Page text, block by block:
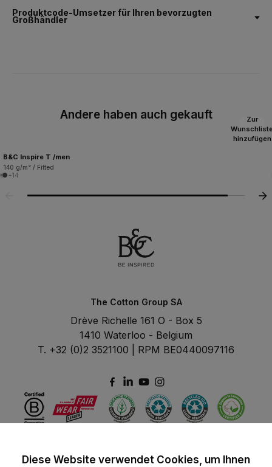
Produktcode-Umsetzer für Ihren bevorzugten
Großhändler
Andere haben auch gekauft
Zur
hinzufügen
B&C Inspire T /men
140 g/m² / Fitted
+14
The Cotton Group SA
Drève Richelle 161 O - Box 5
1410 Waterloo - Belgium
T. +32 (0)2 3521100 | RPM BE0440097116
Diese Website verwendet Cookies, um Ihnen